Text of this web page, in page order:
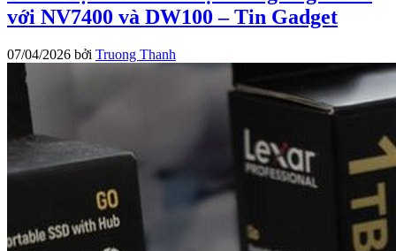
với NV7400 và DW100 – Tin Gadget
07/04/2026 bởi Truong Thanh